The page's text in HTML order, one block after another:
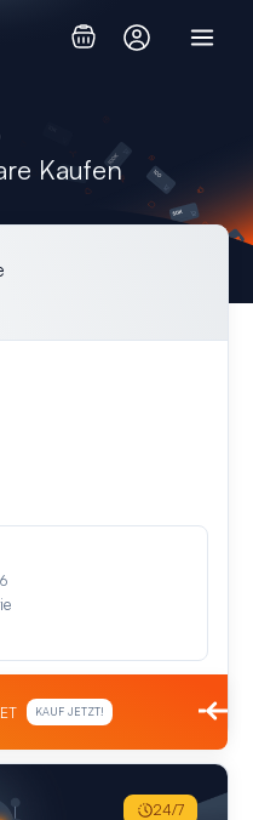
Kaufen
KAUF JETZT!
24/7